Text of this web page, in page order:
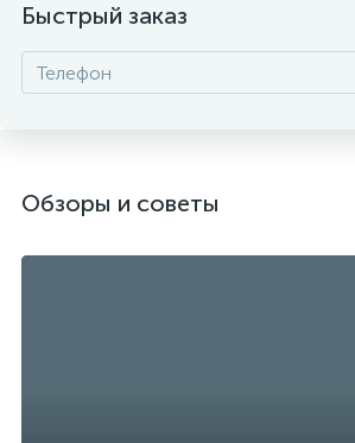
Быстрый заказ
Обзоры и советы